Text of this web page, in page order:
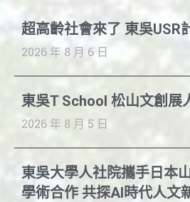
超高齡社會來了 東吳USR
2026 年 8 月 6 日
東吳T School 松山文創展
2026 年 8 月 5 日
東吳大學人社院攜手日本
學術合作 共探AI時代人文